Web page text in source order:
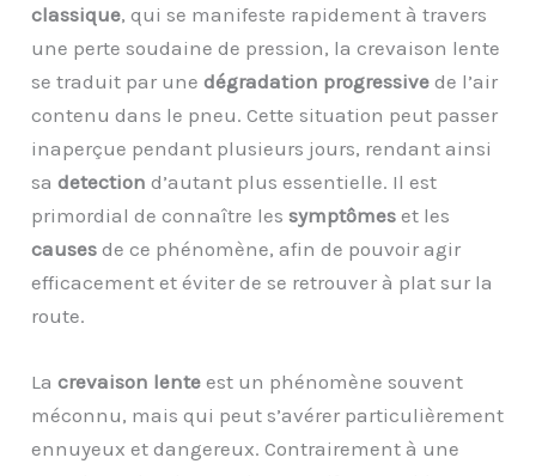
classique, qui se manifeste rapidement à travers
une perte soudaine de pression, la crevaison lente
se traduit par unedégradation progressive de l’air
contenu dans le pneu. Cette situation peut passer
inaperçue pendant plusieurs jours, rendant ainsi
sadetection d’autant plus essentielle. Il est
primordial de connaître lessymptômes et les
causes de ce phénomène, afin de pouvoir agir
efficacement et éviter de se retrouver à plat sur la
route.
Lacrevaison lente est un phénomène souvent
méconnu, mais qui peut s’avérer particulièrement
ennuyeux et dangereux. Contrairement à une